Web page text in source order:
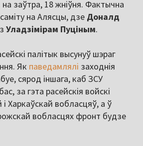
заўтра, 18 жніўня. Фактычна
на Алясцы, дзе Доналд
Уладзімірам Пуціным.
палітык высунуў шэраг
Як паведамлялі заходнія
сярод іншага, каб ЗСУ
за гэта расейскія войскі
Харкаўскай вобласцяў, а ў
вобласцях фронт будзе